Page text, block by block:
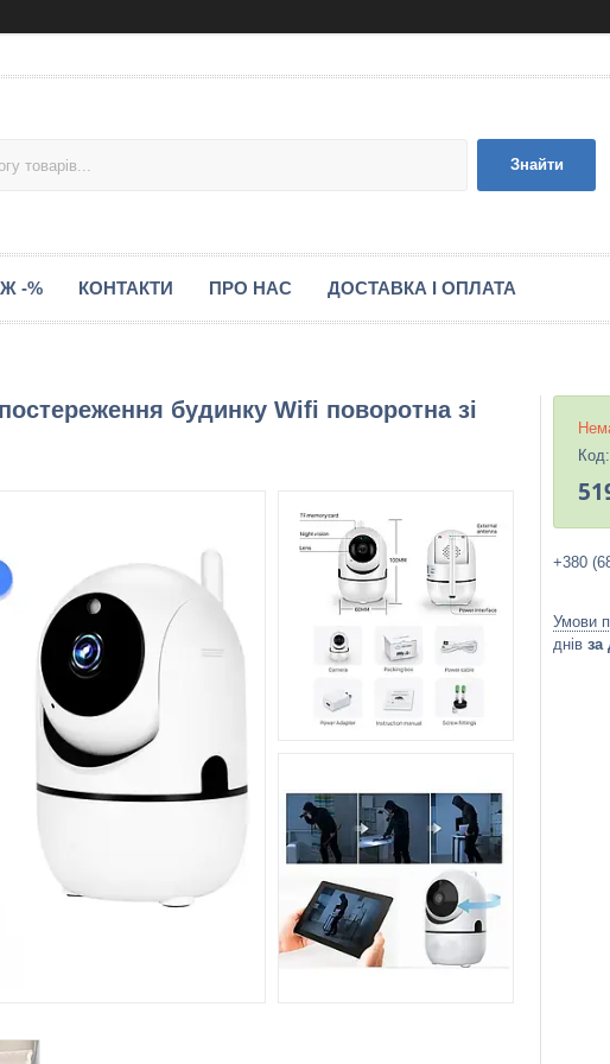
Знайти
-% КОНТАКТИ ПРО НАС ДОСТАВКА І ОПЛАТА
будинку Wifi поворотна зі
Код:
+380
днів за